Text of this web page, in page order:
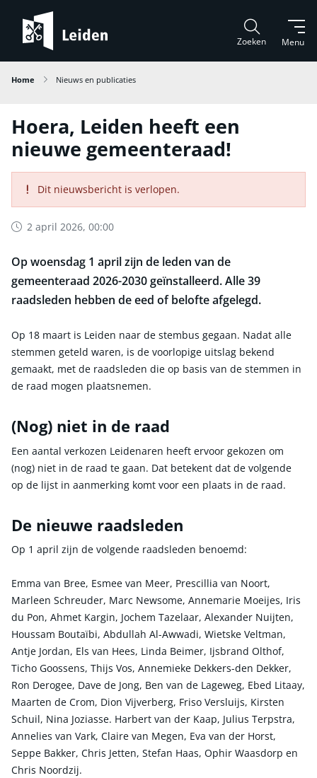
Menu
Zoeken
Home Nieuws en publicaties
Hoera, Leiden heeft een
nieuwe gemeenteraad!
Dit nieuwsbericht is verlopen.
2 april 2026, 00:00
Op woensdag 1 april zijn de leden van de
gemeenteraad 2026-2030 geïnstalleerd. Alle 39
raadsleden hebben de eed of belofte afgelegd.
Op 18 maart is Leiden naar de stembus gegaan. Nadat alle
stemmen geteld waren, is de voorlopige uitslag bekend
gemaakt, met de raadsleden die op basis van de stemmen in
de raad mogen plaatsnemen.
(Nog) niet in de raad
Een aantal verkozen Leidenaren heeft ervoor gekozen om
(nog) niet in de raad te gaan. Dat betekent dat de volgende
op de lijst in aanmerking komt voor een plaats in de raad.
De nieuwe raadsleden
Op 1 april zijn de volgende raadsleden benoemd:
Emma van Bree, Esmee van Meer, Prescillia van Noort,
Marleen Schreuder, Marc Newsome, Annemarie Moeijes, Iris
du Pon, Ahmet Kargin, Jochem Tazelaar, Alexander Nuijten,
Houssam Boutaïbi, Abdullah Al-Awwadi, Wietske Veltman,
Antje Jordan, Els van Hees, Linda Beimer, Ijsbrand Olthof,
Ticho Goossens, Thijs Vos, Annemieke Dekkers-den Dekker,
Ron Derogee, Dave de Jong, Ben van de Lageweg, Ebed Litaay,
Maarten de Crom, Dion Vijverberg, Friso Versluijs, Kirsten
Schuil, Nina Joziasse. Harbert van der Kaap, Julius Terpstra,
Annelies van Vark, Claire van Megen, Eva van der Horst,
Seppe Bakker, Chris Jetten, Stefan Haas, Ophir Waasdorp en
Chris Noordzij.